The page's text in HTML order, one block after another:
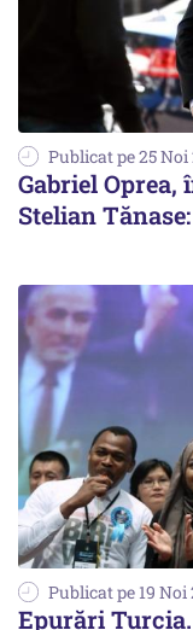
Publicat pe 25 Noi
Gabriel Oprea,
Stelian
Publicat pe 19 Noi
Epurări